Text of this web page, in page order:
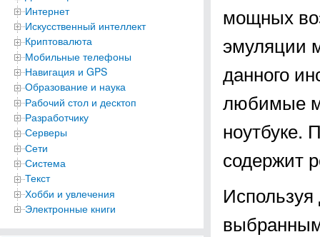
Интернет
Искусственный интеллект
Криптовалюта
Мобильные телефоны
Навигация и GPS
Образование и наука
Рабочий стол и десктоп
Разработчику
Серверы
Сети
Система
Текст
Хобби и увлечения
Электронные книги
мощных
эмуляции
данного
любимые
ноутбуке.
содержит